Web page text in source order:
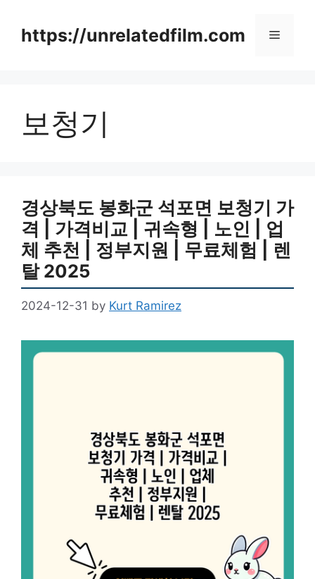
contenthttps://unrelatedfilm.com Menu
보청기
경상북도 봉화군 석포면 보청기 가
격 | 가격비교 | 귀속형 | 노인 | 업
체 추천 | 정부지원 | 무료체험 | 렌
탈 2025
2024-12-31 by Kurt Ramirez